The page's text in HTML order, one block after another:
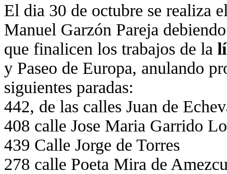
El dia 30 de octubre se realiza
Manuel Garzón Pareja
que finalicen los trabajos de la
y Paseo de Europa, anulando
siguientes paradas:
442, de las calles Juan de
408 calle Jose Maria Garrido
439 Calle Jorge de Torres
278 calle Poeta Mira de